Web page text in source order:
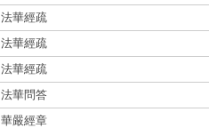
法華經疏
法華經疏
法華經疏
法華問答
華嚴經章